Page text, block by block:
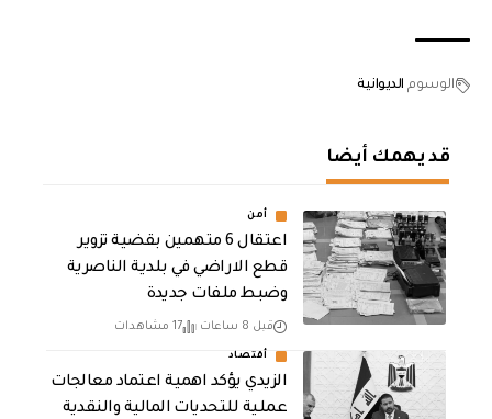
الوسوم الديوانية
قد يهمك أيضا
أمن
اعتقال 6 متهمين بقضية تزوير
قطع الاراضي في بلدية الناصرية
وضبط ملفات جديدة
قبل 8 ساعات 17 مشاهدات
أقتصاد
الزيدي يؤكد اهمية اعتماد معالجات
عملية للتحديات المالية والنقدية